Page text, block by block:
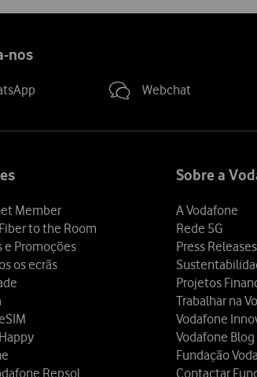
nos
Webchat
Member
to the Room
e Promoções
os ecrãs
Repsol
Sobre a
A Vodafone
Rede 5G
Press Releases
Projetos
Trabalhar na
Vodafone
Vodafone Blog
Fundação
Contactar